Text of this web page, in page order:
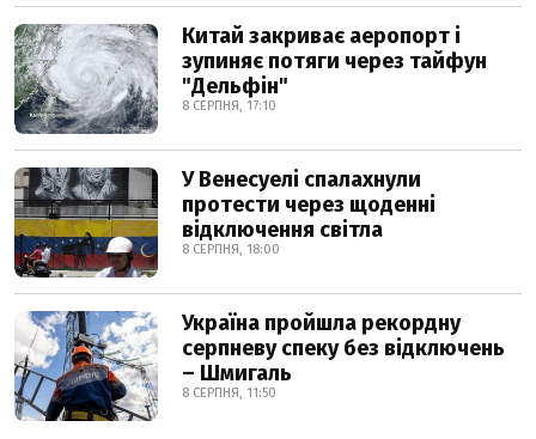
Китай закриває аеропорт і
зупиняє потяги через тайфун
"Дельфін"
8 СЕРПНЯ, 17:10
У Венесуелі спалахнули
протести через щоденні
відключення світла
8 СЕРПНЯ, 18:00
Україна пройшла рекордну
серпневу спеку без відключень
– Шмигаль
8 СЕРПНЯ, 11:50